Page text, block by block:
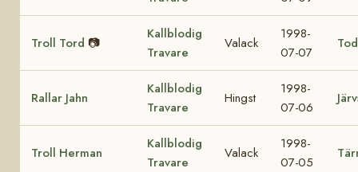
Troll Tord 📷
Kallblodig
Travare
Valack
1998-
07-07
Rallar Jahn
Kallblodig
Travare
Hingst
1998-
07-06
Troll Herman
Kallblodig
Travare
Valack
1998-
07-05